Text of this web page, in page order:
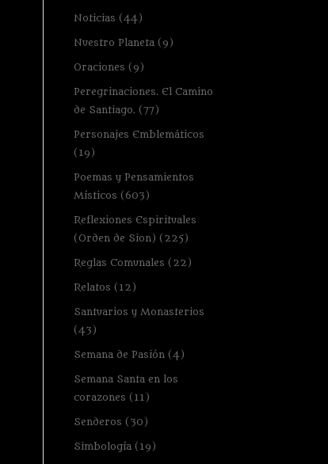
Noticias (44)
Nuestro Planeta (9)
Oraciones (9)
Peregrinaciones. El Camino
de Santiago. (77)
Personajes Emblemáticos
(19)
Poemas y Pensamientos
Místicos (603)
Reflexiones Espirituales
(Orden de Sion) (225)
Reglas Comunales (22)
Relatos (12)
Santuarios y Monasterios
(43)
Semana de Pasión (4)
Semana Santa en los
corazones (11)
Senderos (30)
Simbología (19)